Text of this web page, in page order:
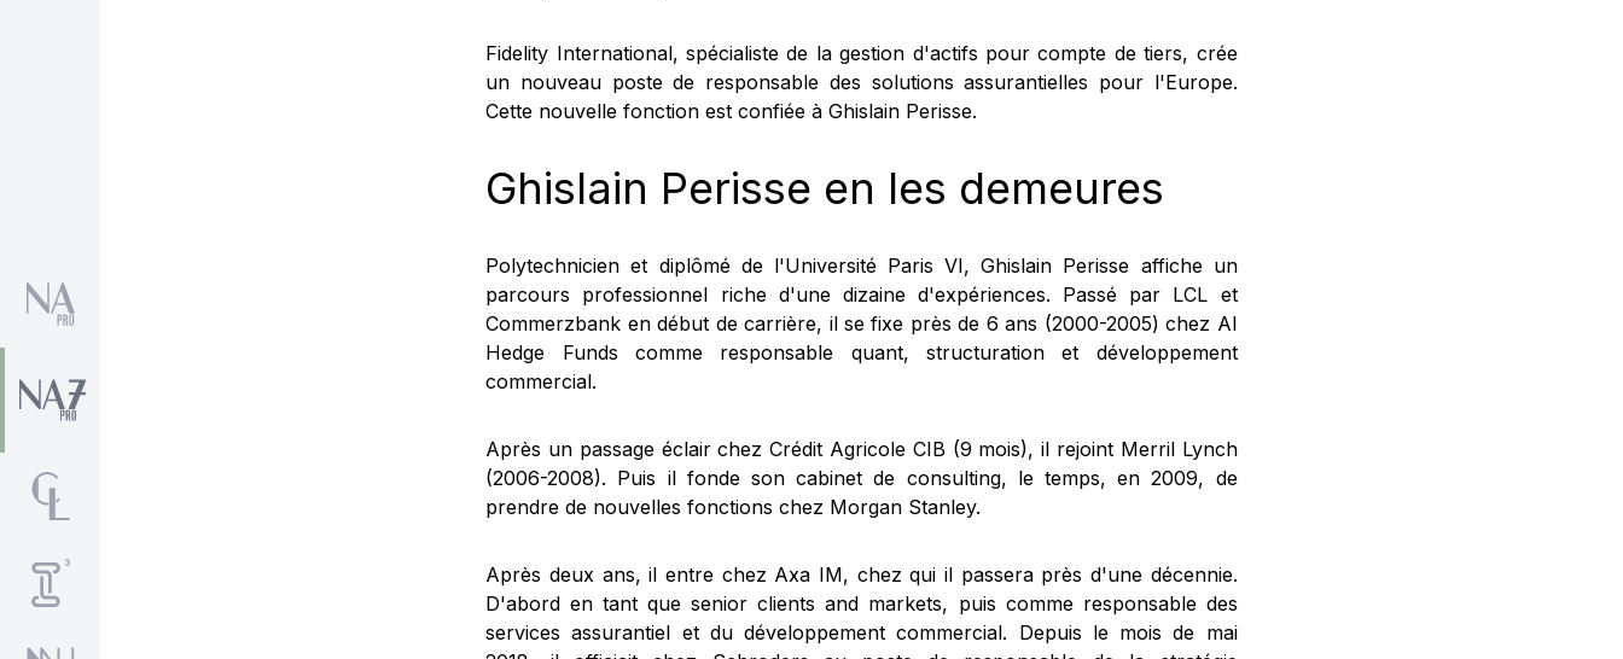
Fidelity International, spécialiste de la gestion d'actifs pour compte de tiers, crée
un nouveau poste de responsable des solutions assurantielles pour l'Europe.
Cette nouvelle fonction est confiée à Ghislain Perisse.
Ghislain Perisse en les demeures
Polytechnicien et diplômé de l'Université Paris VI, Ghislain Perisse affiche un
parcours professionnel riche d'une dizaine d'expériences. Passé par LCL et
Commerzbank en début de carrière, il se fixe près de 6 ans (2000-2005) chez AI
Hedge Funds comme responsable quant, structuration et développement
commercial.
Après un passage éclair chez Crédit Agricole CIB (9 mois), il rejoint Merril Lynch
(2006-2008). Puis il fonde son cabinet de consulting, le temps, en 2009, de
prendre de nouvelles fonctions chez Morgan Stanley.
Après deux ans, il entre chez Axa IM, chez qui il passera près d'une décennie.
D'abord en tant que senior clients and markets, puis comme responsable des
services assurantiel et du développement commercial. Depuis le mois de mai